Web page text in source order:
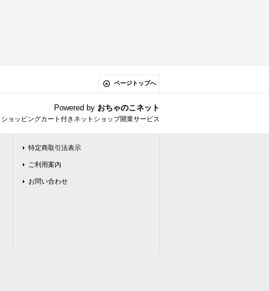
ページトップへ
Powered by おちゃのこネット
ョッピングカート付きネットショップ開業サービス
特定商取引法表示
ご利用案内
お問い合わせ